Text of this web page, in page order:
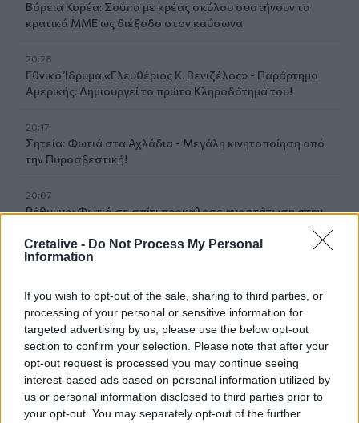
Cretalive - Do Not Process My Personal
Information
If you wish to opt-out of the sale, sharing to third parties, or
processing of your personal or sensitive information for
targeted advertising by us, please use the below opt-out
section to confirm your selection. Please note that after your
opt-out request is processed you may continue seeing
interest-based ads based on personal information utilized by
us or personal information disclosed to third parties prior to
your opt-out. You may separately opt-out of the further
Βόρεια Κορέα: Σούπα με κρέας σκύλου συστήνουν τα
κρατικά ΜΜΕ ως διέξοδο στον καύσωνα
20:28
Εθνικό Ίδρυμα «Ελευθέριος Κ. Βενιζέλος» - Παράρτημα
Αμερικής: Δημιουργεί το πρώτο Κληροδότημά του!
20:17
Σητεία: Φωτιά στα Αχλάδια - Μεγάλη κινητοποίηση από
την Πυροσβεστική!
20:07
Ρέθυμνο: Φωτιά σε σπίτι προκάλεσε αναστάτωση στην
19:59
χασίς σε προαύλιο χώρο σχολείου
19:55
Πάτρα: Θρήνος για μωράκι μόλις 8 ημερών –
Νοσηλευόταν στη ΜΕΘ Νεογνών
19:45
Καταβλήθηκαν 33.579.900 εκατ. ευρώ για την αγορά